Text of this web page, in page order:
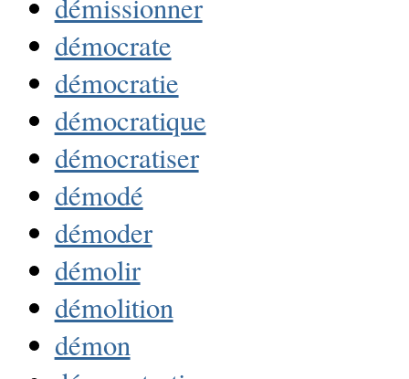
démissionner
démocrate
démocratie
démocratique
démocratiser
démodé
démoder
démolir
démolition
démon